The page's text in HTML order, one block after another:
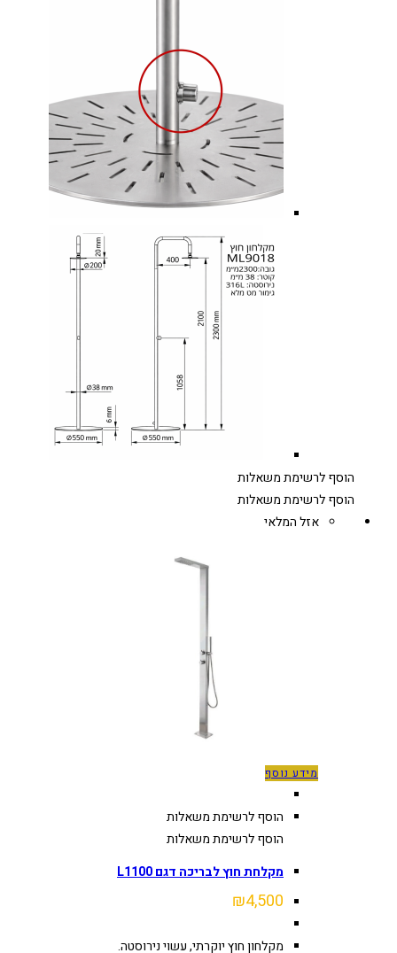
הוסף לרשימת משאלות
הוסף לרשימת משאלות
אזל המלאי
מידע נוסף
הוסף לרשימת משאלות
הוסף לרשימת משאלות
מקלחת חוץ לבריכה דגם L1100
₪4,500
מקלחון חוץ יוקרתי, עשוי נירוסטה.